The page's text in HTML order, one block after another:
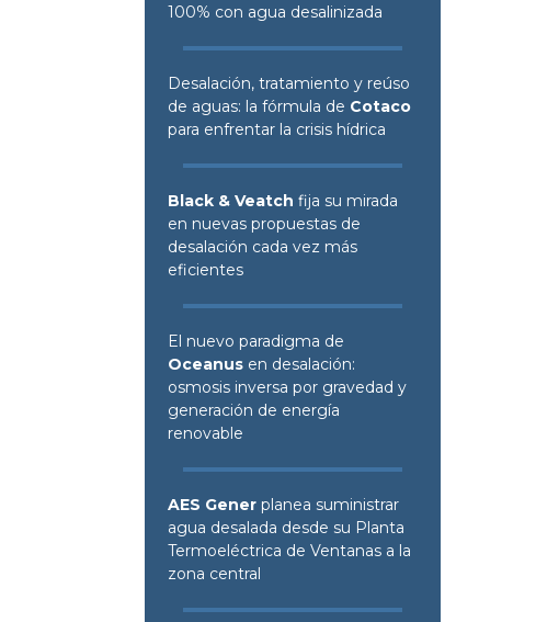
100% con agua desalinizada
Desalación, tratamiento y reúso
de aguas: la fórmula de Cotaco
para enfrentar la crisis hídrica
Black & Veatch fija su mirada
en nuevas propuestas de
desalación cada vez más
eficientes
El nuevo paradigma de
Oceanus en desalación:
osmosis inversa por gravedad y
generación de energía
renovable
AES Gener planea suministrar
agua desalada desde su Planta
Termoeléctrica de Ventanas a la
zona central